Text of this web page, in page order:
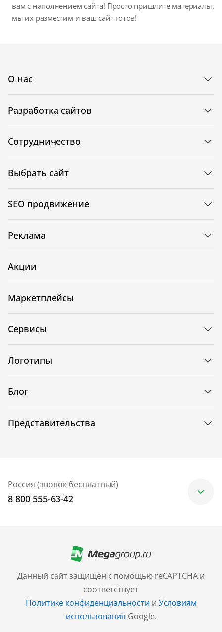
вам с наполнением сайта! Просто пришлите материалы,
мы их разместим и ваш сайт готов!
Данный сайт защищен с помощью reCAPTCHA и
соответствует
Политике конфиденциальности и Условиям
использования Google.
О нас
Разработка сайтов
Сотрудничество
Выбрать сайт
SEO продвижение
Реклама
Акции
Маркетплейсы
Сервисы
Логотипы
Блог
Представительства
Россия (звонок бесплатный)
8 800 555-63-42
+7 (499) 705-30-10
Санкт-Петербург
+7 (812) 600-77-33
Барнаул
+7 (961) 999-93-93